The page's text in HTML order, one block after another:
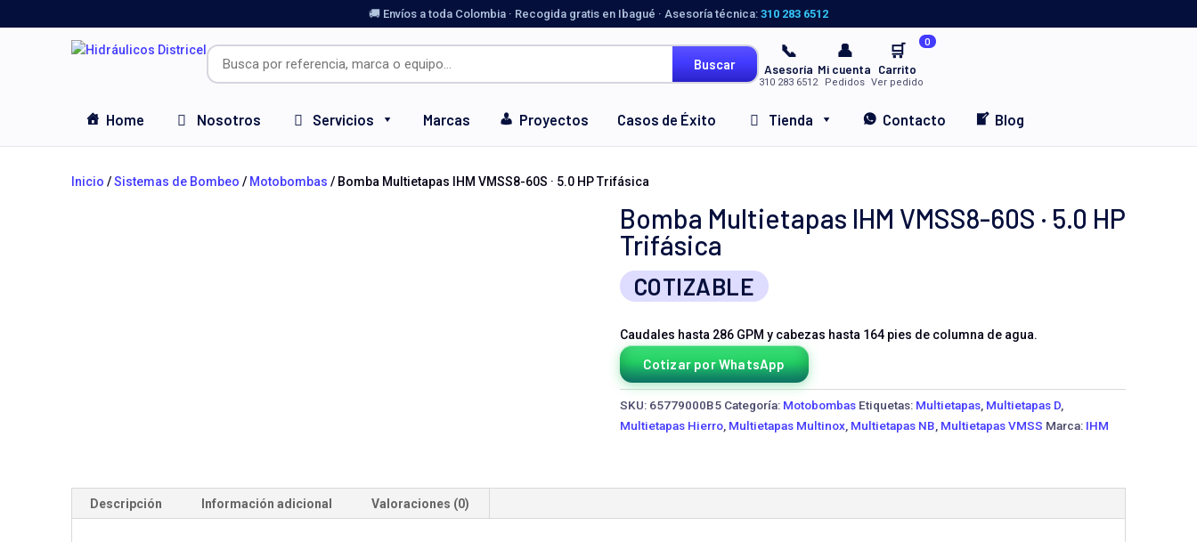
🚚 Envíos a toda Colombia · Recogida gratis en Ibagué · Asesoría técnica: 310 283 6512
Buscar
📞
Asesoría
310 283 6512
👤
Mi cuenta
Pedidos
🛒 0
Carrito
Ver pedido
Home Nosotros Servicios Marcas Proyectos Casos de Éxito Tienda Contacto Blog
Inicio /Sistemas de Bombeo / Motobombas / Bomba Multietapas IHM VMSS8-60S · 5.0 HP Trifásica
Bomba Multietapas IHM VMSS8-60S · 5.0 HP
Trifásica
COTIZABLE
Caudales hasta 286 GPM y cabezas hasta 164 pies de columna de agua.
Cotizar por WhatsApp
SKU: 65779000B5 Categoría: Motobombas Etiquetas: Multietapas, Multietapas D,
Multietapas Hierro, Multietapas Multinox, Multietapas NB Multietapas VMSS Marca: IHM
Descripción Información adicional Valoraciones (0)